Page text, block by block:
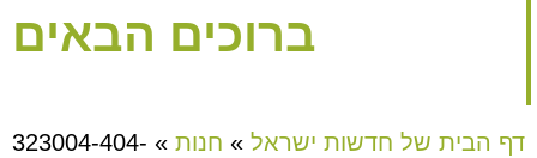
ברוכים הבאים
דף הבית של חדשות ישראל » חנות »
323004-404-